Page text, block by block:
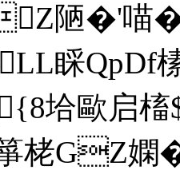
陋�'喵
睬
垥歐启槒
GZ嫻